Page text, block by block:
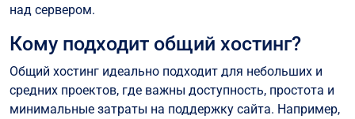
над сервером.
Кому подходит общий хостинг?
Общий хостинг идеально подходит для небольших и
средних проектов, где важны доступность, простота и
минимальные затраты на поддержку сайта. Например,